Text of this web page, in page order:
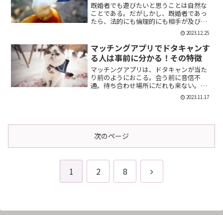
既婚者でも遊びたいと思うことは自然な
ことである。だがしかし、既婚者であっ
たら、法的にも倫理的にも相手が及び腰
になることは明らかだ。では、既婚者で
あることを言わない方がいいのか。否、
それは違う。既婚者であることを伝える
メリット出会い系で既婚者...
2023.12.25
マッチングアプリでドタキャンす
る人は事前に分かる！その特徴
マッチングアプリは、ドタキャンが当た
り前のようにおこる。会う前に音信不
通。待ち合わせ場所にだれも来ない。そ
んなの普通だ。迷惑な話だが、このドタ
キャン野郎どもは見分けることができ
2023.11.17
次のページ
1 2 8
次